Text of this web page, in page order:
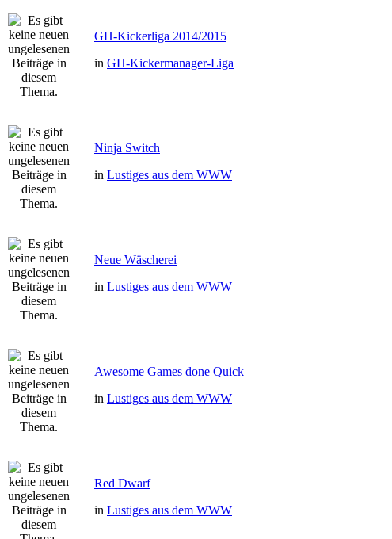
GH-Kickerliga 2014/2015
in GH-Kickermanager-Liga
Ninja Switch
in Lustiges aus dem WWW
Neue Wäscherei
in Lustiges aus dem WWW
Awesome Games done Quick
in Lustiges aus dem WWW
Red Dwarf
in Lustiges aus dem WWW